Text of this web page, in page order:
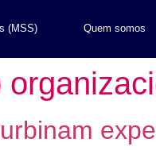
(MSS) Quem somos